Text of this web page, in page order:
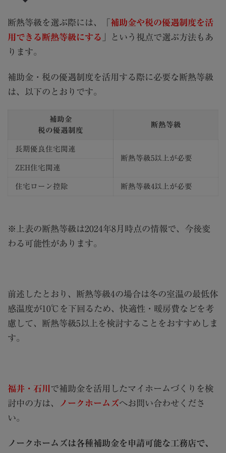
断熱等級を選ぶ際には、「 補助金や税の優遇制度を活
用できる断熱等級にする
」という視点で選ぶ方法もあ
ります。
補助金・税の優遇制度を活用する際に必要な断熱等級
は、以下のとおりです。
補助金
税の優遇制度
断熱等級
長期優良住宅関連
断熱等級5以上が必要
ZEH住宅関連
住宅ローン控除 断熱等級4以上が必要
※上表の断熱等級は2024年8月時点の情報で、今後変
わる可能性があります。
前述したとおり、断熱等級4の場合は冬の室温の最低体
感温度が10℃を下回るため、快適性・暖房費などを考
慮して、断熱等級5以上を検討することをおすすめしま
す。
福井・石川 で補助金を活用したマイホームづくりを検
討中の方は、
ノークホームズへお問い合わせくださ
い。
ノークホームズは各種補助金を申請可能な工務店で、